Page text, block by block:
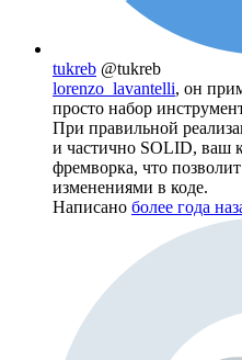
tukreb @tukreb
lorenzo_lavantelli, он
просто набор
При правильной
и частично SOLID, ваш
фремворка, что
изменениями в коде.
Написано более года